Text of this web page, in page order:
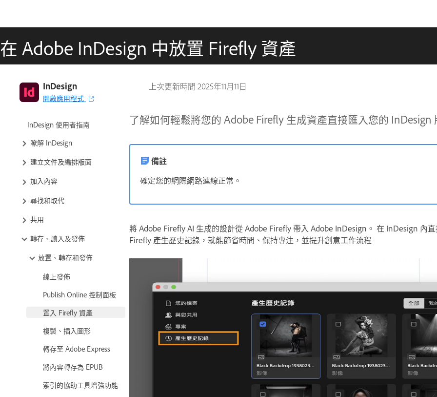
在 Adobe InDesign 中放置 Firefly 資產
上次更新時間 2025年11月11日
InDesign
開啟應用程式
InDesign 使用者指南
瞭解 InDesign
建立文件及編排版面
加入內容
尋找和取代
共用
轉存、讀入及發佈
放置、轉存和發佈
線上發佈
Publish Online 控制面板
置入 Firefly 資產
複製、插入圖形
轉存至 Adobe Express
將內容轉存為 EPUB
索引的協助工具增強功能
了解如何輕鬆將您的 Adobe Firefly 生成資產直接匯入您的 InDesign
備註
確定您的網際網路連線正常。
將 Adobe Firefly AI 生成的設計從 Adobe Firefly 帶入 Adobe InDesign。 在 InDesign 內
Firefly 產生歷史記錄，就能節省時間、保持專注，並提升創意工作流程